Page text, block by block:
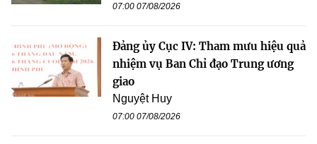
07:00 07/08/2026
Đảng ủy Cục IV: Tham mưu hiệu quả
nhiệm vụ Ban Chỉ đạo Trung ương
giao
Nguyệt Huy
07:00 07/08/2026